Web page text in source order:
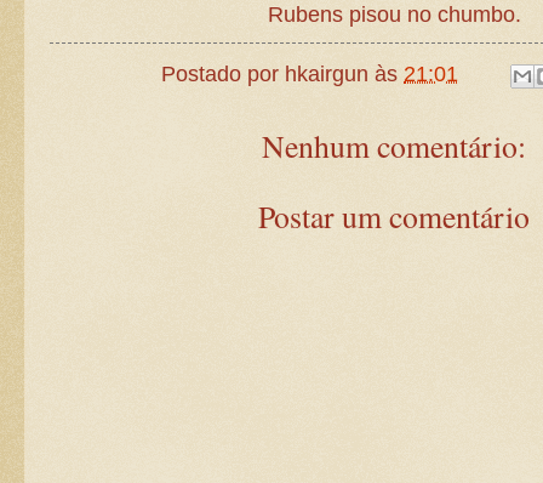
Rubens pisou no chumbo.
Postado por hkairgun às21:01
Nenhum comentário:
Postar um comentário